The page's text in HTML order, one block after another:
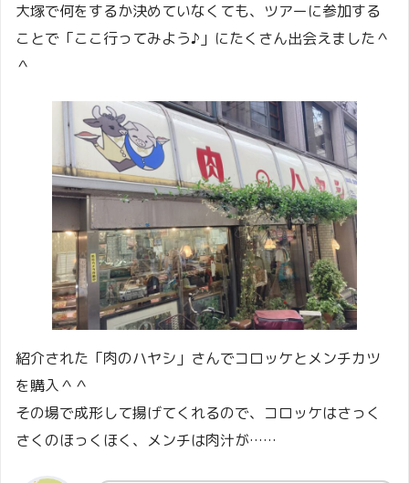
大塚で何をするか決めていなくても、ツアーに参加する
ことで「ここ行ってみよう♪」にたくさん出会えました＾
＾
紹介された「肉のハヤシ」さんでコロッケとメンチカツ
を購入＾＾
その場で成形して揚げてくれるので、コロッケはさっく
さくのほっくほく、メンチは肉汁が……